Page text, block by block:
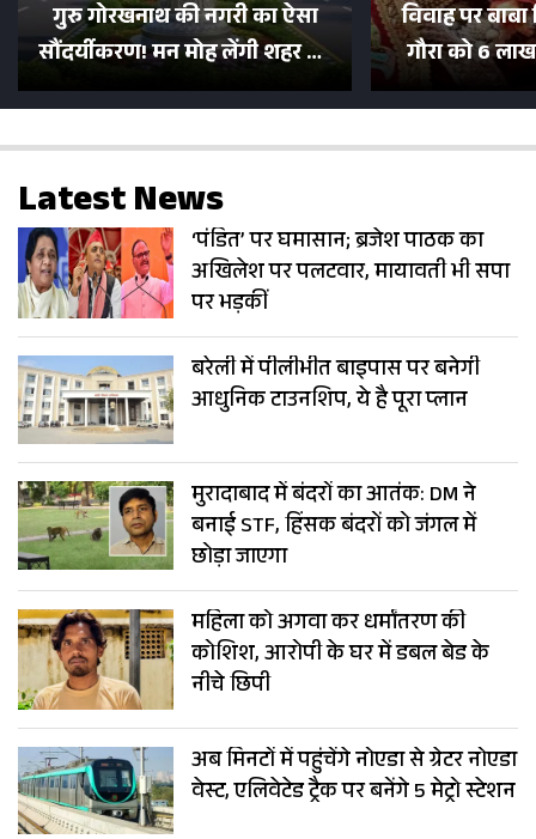
गुरु गोरखनाथ की नगरी का ऐसा
सौंदर्यीकरण! मन मोह लेंगी शहर की
सड़कें; देखें Photos
विवाह पर
गौरा को 6
500 भक्तों
Latest News
‘पंडित’ पर घमासान; ब्रजेश पाठक का
अखिलेश पर पलटवार, मायावती भी सपा
पर भड़कीं
बरेली में पीलीभीत बाइपास पर बनेगी
आधुनिक टाउनशिप, ये है पूरा प्लान
मुरादाबाद में बंदरों का आतंक: DM ने
बनाई STF, हिंसक बंदरों को जंगल में
छोड़ा जाएगा
महिला को अगवा कर धर्मांतरण की
कोशिश, आरोपी के घर में डबल बेड के
नीचे छिपी
अब मिनटों में पहुंचेंगे नोएडा से ग्रेटर नोएडा
वेस्ट, एलिवेटेड ट्रैक पर बनेंगे 5 मेट्रो स्टेशन